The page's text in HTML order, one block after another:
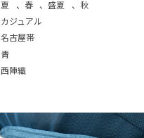
夏 、 春 、盛夏 、 秋
カジュアル
名古屋帯
青
西陣織